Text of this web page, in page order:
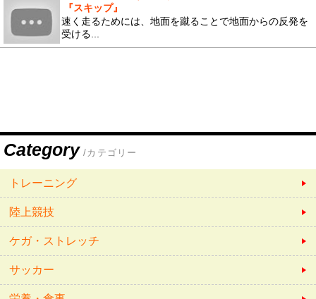
『スキップ』
速く走るためには、地面を蹴ることで地面からの反発を
受ける...
Category /カテゴリー
トレーニング
陸上競技
ケガ・ストレッチ
サッカー